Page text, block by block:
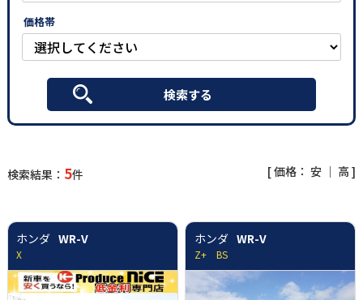
価格帯
検索結果： 5件 [ 価格：安 ｜ 高 ]
ホンダ WR-V
X
ホンダ WR-V
Z+ BS